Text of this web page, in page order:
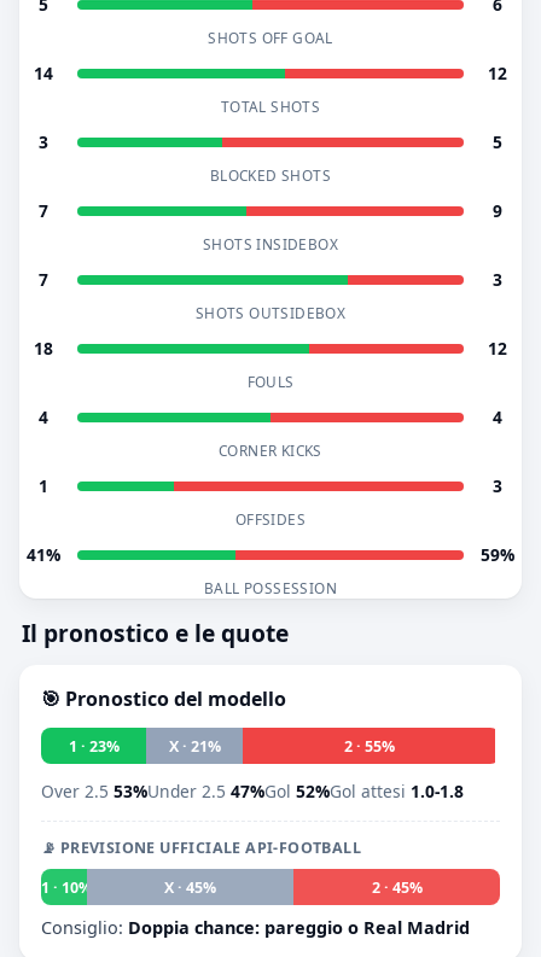
SHOTS OFF GOAL
14 12
TOTAL SHOTS
3 5
BLOCKED SHOTS
7 9
SHOTS INSIDEBOX
7 3
SHOTS OUTSIDEBOX
18 12
FOULS
4 4
CORNER KICKS
1 3
OFFSIDES
41% 59%
BALL POSSESSION
Il pronostico e le quote
🎯 Pronostico del modello
1 · 23% X · 21% 2 · 55%
Over 2.5 53%Under 2.5 47%Gol 52%Gol attesi 1.0-1.8
📡 PREVISIONE UFFICIALE API-FOOTBALL
1 · 10%
X · 45% 2 · 45%
Consiglio: Doppia chance: pareggio o Real Madrid